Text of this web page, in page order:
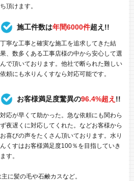
ち頂けます。
施工件数は年間6000件超え!!
丁寧な工事と確実な施工を追求してきた結
果、数多くある工事店様の中から安心して選
んで頂いております。他社で断られた難しい
依頼にも水りんくすなら対応可能です。
お客様満足度驚異の96.4%超え !!
対応が早くて助かった。急な依頼にも関わら
ず夜遅くに対応してくれた。などお客様から
お喜びの声をたくさん頂いております。水り
んくすはお客様満足度100％を目指していき
ます。
に髪の毛や石鹸カスなど。